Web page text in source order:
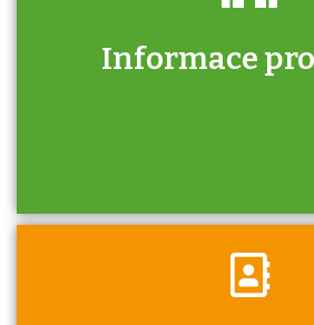
Informace
Zjistěte, jak se přihlásit ke